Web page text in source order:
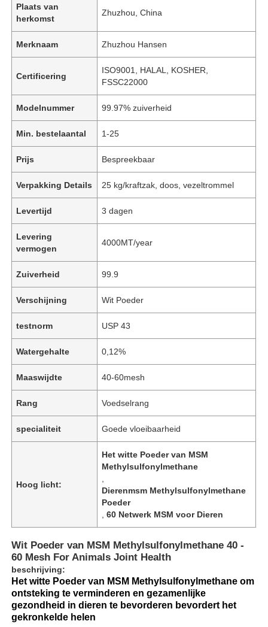
Plaats van
herkomst
Zhuzhou, China
Merknaam Zhuzhou Hansen
Certificering
ISO9001, HALAL, KOSHER,
FSSC22000
Modelnummer 99.97% zuiverheid
Min. bestelaantal 1-25
Prijs Bespreekbaar
Verpakking Details 25 kg/kraftzak, doos, vezeltrommel
Levertijd 3 dagen
Levering
vermogen
4000MT/year
Zuiverheid 99.9
Verschijning Wit Poeder
testnorm USP 43
Watergehalte 0,12%
Maaswijdte 40-60mesh
Rang Voedselrang
specialiteit Goede vloeibaarheid
Hoog licht:
Het witte Poeder van MSM
Methylsulfonylmethane
Dierenmsm Methylsulfonylmethane
Poeder
,60 Netwerk MSM voor Dieren
Wit Poeder van MSM Methylsulfonylmethane 40 -
60 Mesh For Animals Joint Health
beschrijving:
Het witte Poeder van MSM Methylsulfonylmethane om
ontsteking te verminderen en gezamenlijke
gezondheid in dieren te bevorderen bevordert het
gekronkelde helen